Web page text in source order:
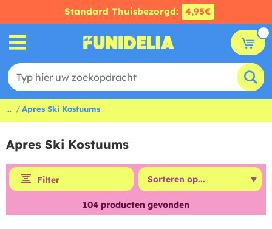
Standard Thuisbezorgd: 4,95€
... Apres Ski Kostuums
Apres Ski Kostuums
Filter
104 producten gevonden